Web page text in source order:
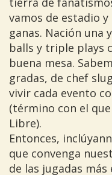
vamos de estadio
ganas. Nación una
balls y triple plays
buena mesa.
gradas, de chef
vivir cada evento
(término con el
Libre).
Entonces,
que convenga
de las jugadas